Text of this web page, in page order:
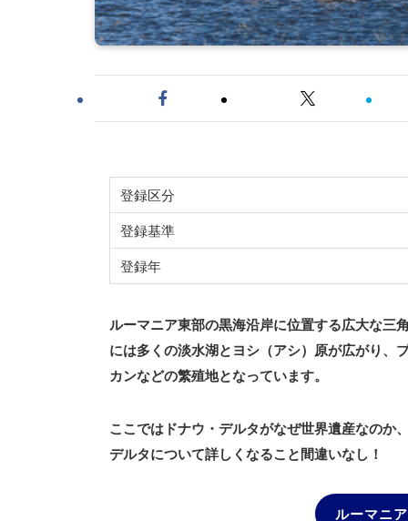
登録区分
登録基準
登録年
ルーマニア東部の黒海沿岸に位置する広大な三
には多くの淡水湖とヨシ（アシ）原が広がり、
カンなどの繁殖地となっています。
ここではドナウ・デルタがなぜ世界遺産なのか
デルタについて詳しくなること間違いなし！
ルーマニ